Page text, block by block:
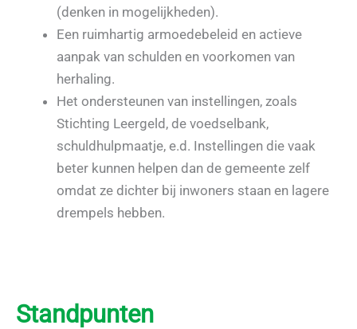
(denken in mogelijkheden).
Een ruimhartig armoedebeleid en actieve
aanpak van schulden en voorkomen van
herhaling.
Het ondersteunen van instellingen, zoals
Stichting Leergeld, de voedselbank,
schuldhulpmaatje, e.d. Instellingen die vaak
beter kunnen helpen dan de gemeente zelf
omdat ze dichter bij inwoners staan en lagere
drempels hebben.
Standpunten